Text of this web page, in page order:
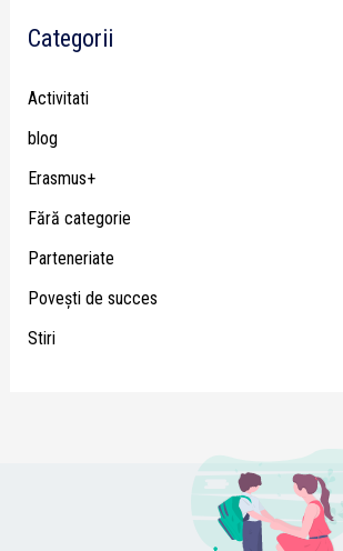
Categorii
Activitati
blog
Erasmus+
Fără categorie
Parteneriate
Poveşti de succes
Stiri